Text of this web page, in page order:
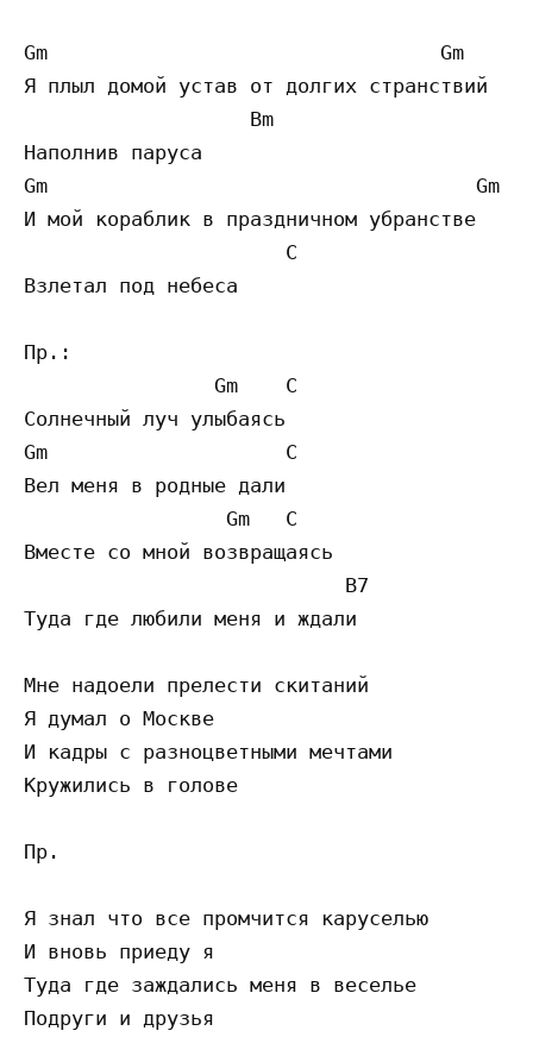
Gm                                 Gm
Я плыл домой устав от долгих странствий
                   Bm
Наполнив паруса
Gm                                    Gm
И мой кораблик в праздничном убранстве
                      C
Взлетал под небеса
Пр.:
                Gm    C
Солнечный луч улыбаясь
Gm                    C
Вел меня в родные дали
                 Gm   C
Вместе со мной возвращаясь
                           B7
Туда где любили меня и ждали
Мне надоели прелести скитаний
Я думал о Москве
И кадры с разноцветными мечтами
Кружились в голове
Пр.
Я знал что все промчится каруселью
И вновь приеду я
Туда где заждались меня в веселье
Подруги и друзья